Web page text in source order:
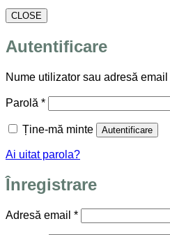
CLOSE
Autentificare
Nume utilizator sau adresă email
Parolă *Obligatoriu
Ține-mă minte Autentificare
Ai uitat parola?
Înregistrare
Adresă email *Obligatoriu